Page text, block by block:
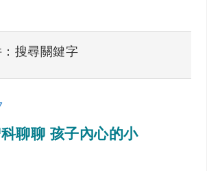
搜尋關鍵字
聊聊 孩子內心的小